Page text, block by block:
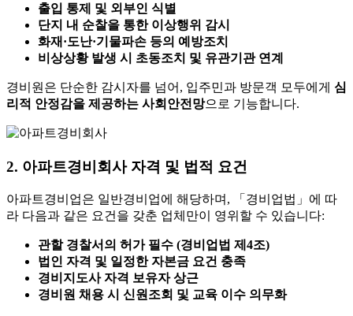
출입 통제 및 외부인 식별
단지 내 순찰을 통한 이상행위 감시
화재·도난·기물파손 등의 예방조치
비상상황 발생 시 초동조치 및 유관기관 연계
경비원은 단순한 감시자를 넘어, 입주민과 방문객 모두에게 심
리적 안정감을 제공하는 사회안전망으로 기능합니다.
2. 아파트경비회사 자격 및 법적 요건
아파트경비업은 일반경비업에 해당하며, 「경비업법」에 따
라 다음과 같은 요건을 갖춘 업체만이 영위할 수 있습니다:
관할 경찰서의 허가 필수 (경비업법 제4조)
법인 자격 및 일정한 자본금 요건 충족
경비지도사 자격 보유자 상근
경비원 채용 시 신원조회 및 교육 이수 의무화